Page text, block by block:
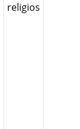
religios